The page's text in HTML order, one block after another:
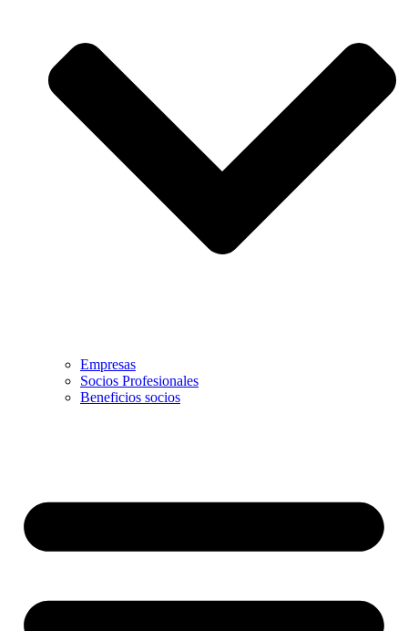
Empresas
Socios Profesionales
Beneficios socios